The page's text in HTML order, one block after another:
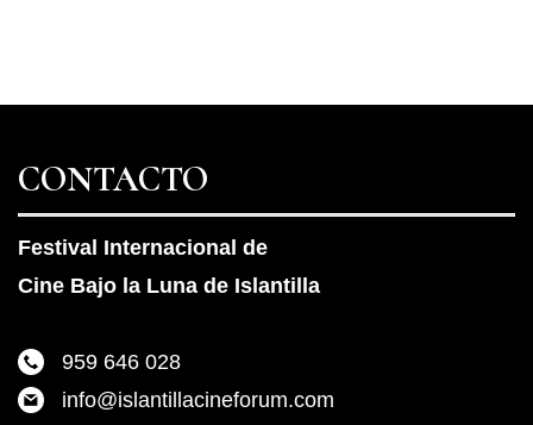
CONTACTO
Festival Internacional de
Cine Bajo la Luna de Islantilla
959 646 028
info@islantillacineforum.com